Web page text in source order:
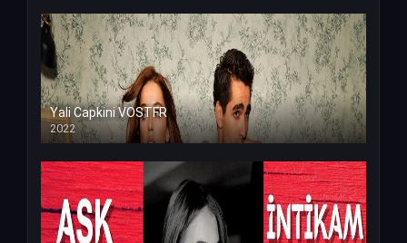
Yali Capkini VOSTFR
2022